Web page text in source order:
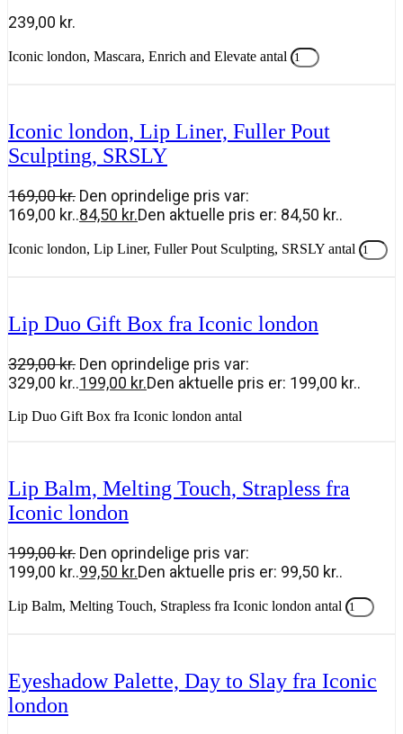
239,00 kr.
Iconic london, Mascara, Enrich and Elevate antal
Iconic london, Lip Liner, Fuller Pout
Sculpting, SRSLY
169,00kr. Den oprindelige pris var:
169,00 kr..84,50 kr.Den aktuelle pris er: 84,50 kr..
Iconic london, Lip Liner, Fuller Pout Sculpting, SRSLY antal
Lip Duo Gift Box fra Iconic london
329,00kr. Den oprindelige pris var:
329,00 kr..199,00 kr.Den aktuelle pris er: 199,00 kr..
Lip Duo Gift Box fra Iconic london antal
Lip Balm, Melting Touch, Strapless fra
Iconic london
199,00kr. Den oprindelige pris var:
199,00 kr..99,50 kr.Den aktuelle pris er: 99,50 kr..
Lip Balm, Melting Touch, Strapless fra Iconic london antal
Eyeshadow Palette, Day to Slay fra Iconic
london